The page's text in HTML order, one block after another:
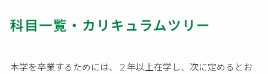
科目一覧・カリキュラムツリー
本学を卒業するためには、２年以上在学し、次に定めるとお